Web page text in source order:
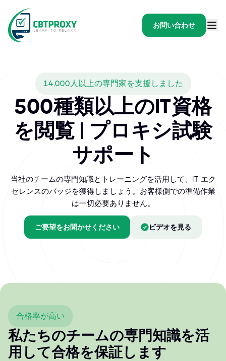
お問い合わせ
14,000人以上の専門家を支援しました
500種類以上のIT資格
を閲覧 | プロキシ試験
サポート
当社のチームの専門知識とトレーニングを活用して、IT エク
セレンスのバッジを獲得しましょう。お客様側での準備作業
は一切必要ありません。
ご要望をお聞かせください ビデオを見る
合格率が高い
私たちのチームの専門知識を活
用して合格を保証します